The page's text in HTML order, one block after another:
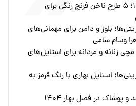
مدل ناخن ترند ۱۴۰۴؛ ۵ طرح ناخن فرنچ رنگی برای
بلوز و دامن برای مهمانی‌های
وسام سامی
زنانه و مردانه برای استایل‌های
استایل بهاری با رنگ قرمز به
پوشاک در فصل بهار ۱۴۰۴